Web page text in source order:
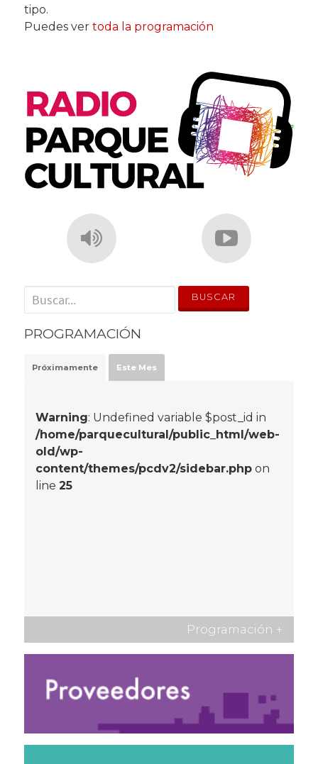
tipo.
Puedes ver toda la programación
' . __('Search for:') . '
PROGRAMACIÓN
Próximamente Este Mes
Warning: Undefined variable $post_id in
/home/parquecultural/public_html/web-
old/wp-
content/themes/pcdv2/sidebar.phpon
line 25
Programación +